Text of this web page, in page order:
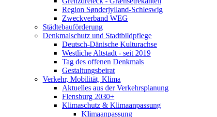
Region Sønderjylland-Schleswig
Zweckverband WEG
Städtebauförderung
Denkmalschutz und Stadtbildpflege
Deutsch-Dänische Kulturachse
Westliche Altstadt - seit 2019
Tag des offenen Denkmals
Gestaltungsbeirat
Verkehr, Mobilität, Klima
Aktuelles aus der Verkehrsplanung
Flensburg 2030+
Klimaschutz & Klimaanpassung
Klimaanpassung